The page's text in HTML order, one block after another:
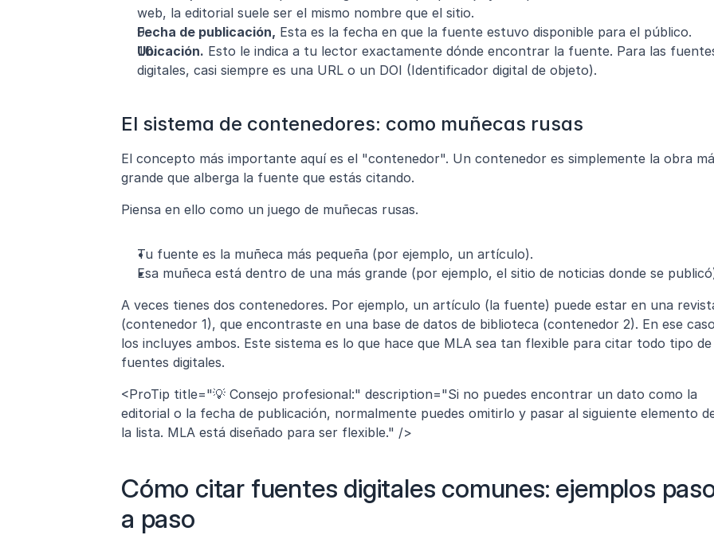
web, la editorial suele ser el mismo nombre que el sitio.
Fecha de publicación, Esta es la fecha en que la fuente estuvo disponible para el público.
Ubicación. Esto le indica a tu lector exactamente dónde encontrar la fuente. Para las
digitales, casi siempre es una URL o un DOI (Identificador digital de objeto).
El sistema de contenedores: como muñecas rusas
El concepto más importante aquí es el "contenedor". Un contenedor es simplemente la obra
grande que alberga la fuente que estás citando.
Piensa en ello como un juego de muñecas rusas.
Tu fuente es la muñeca más pequeña (por ejemplo, un artículo).
Esa muñeca está dentro de una más grande (por ejemplo, el sitio de noticias donde se
A veces tienes dos contenedores. Por ejemplo, un artículo (la fuente) puede estar en una
(contenedor 1), que encontraste en una base de datos de biblioteca (contenedor 2). En ese
los incluyes ambos. Este sistema es lo que hace que MLA sea tan flexible para citar todo tipo de
fuentes digitales.
<ProTip title="💡 Consejo profesional:" description="Si no puedes encontrar un dato como la
editorial o la fecha de publicación, normalmente puedes omitirlo y pasar al siguiente elemento
la lista. MLA está diseñado para ser flexible." />
Cómo citar fuentes digitales comunes: ejemplos
a paso